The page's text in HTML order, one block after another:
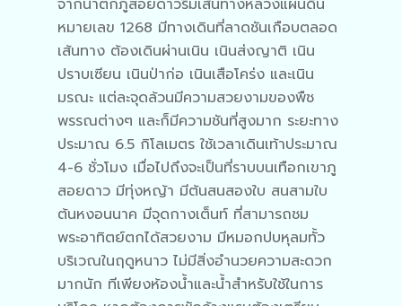
จากน้ำตกภูสอยดาวริมเส้นทางหลวงแผ่นดิน
หมายเลข 1268 มีทางเดินที่ลาดชันเกือบตลอด
เส้นทาง ต้องเดินผ่านเนิน เนินส่งญาติ เนิน
ปราบเซียน เนินป่าก่อ เนินเสือโคร่ง และเนิน
มรณะ แต่ละจุดล้วนมีความสวยงามของพืช
พรรณต่างๆ และก็มีความชันที่สูงมาก ระยะทาง
ประมาณ 6.5 กิโลเมตร ใช้เวลาเดินเท้าประมาณ
4-6 ชั่วโมง เมื่อไปถึงจะเป็นที่ราบบนเทือกเขาภู
สอยดาว มีทุ่งหญ้า มีต้นสนสองใบ สนสามใบ
ต้นหงอนนาค มีจุดกางเต็นท์ ที่สามารถชม
พระอาทิตย์ตกได้สวยงาม มีหมอกปบหุลมทั้ว
บริเวณในฤดูหนาว ไม่มีสิ่งอำนวยความสะดวก
มากนัก ทีเพียงห้องน้ำและน้ำสำหรับใช้ในการ